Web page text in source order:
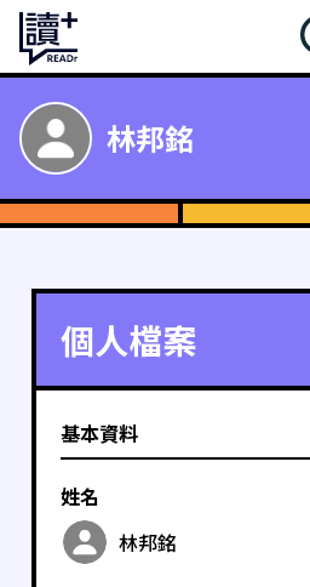
林邦銘
個人檔案
基本資料
姓名
林邦銘